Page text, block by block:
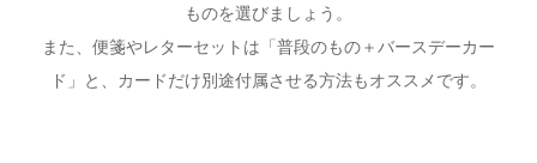
ものを選びましょう。
また、便箋やレターセットは「普段のもの＋バースデーカー
ド」と、カードだけ別途付属させる方法もオススメです。